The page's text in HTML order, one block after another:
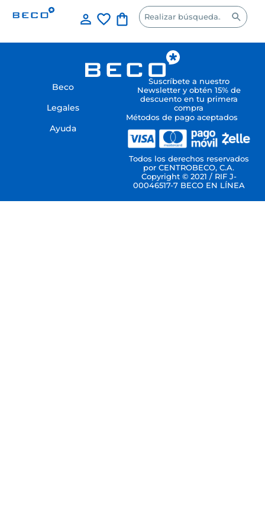
Beco
Legales
Ayuda
Suscríbete a nuestro
Newsletter y obtén 15% de
descuento en tu primera
compra
Métodos de pago aceptados
Todos los derechos reservados
por CENTROBECO, C.A.
Copyright © 2021 / RIF J-
00046517-7 BECO EN LÍNEA